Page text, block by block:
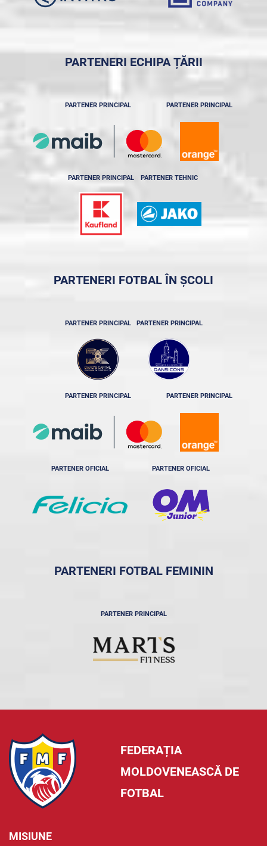
PARTENERI ECHIPA ȚĂRII
PARTENER PRINCIPAL PARTENER PRINCIPAL
PARTENER PRINCIPAL PARTENER TEHNIC
PARTENERI FOTBAL ÎN ȘCOLI
PARTENER PRINCIPAL PARTENER PRINCIPAL
PARTENER PRINCIPAL PARTENER PRINCIPAL
PARTENER OFICIAL PARTENER OFICIAL
PARTENERI FOTBAL FEMININ
PARTENER PRINCIPAL
FEDERAȚIA
MOLDOVENEASCĂ DE
FOTBAL
MISIUNE